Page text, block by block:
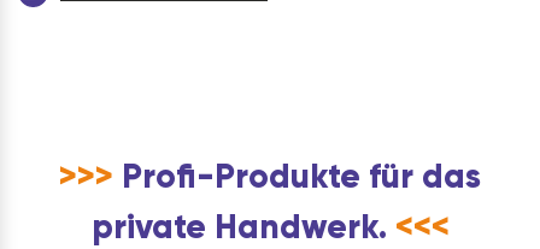
>>> Profi-Produkte für das
private Handwerk. <<<